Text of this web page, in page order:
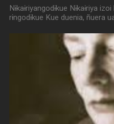
Nɨkaɨriyangodɨkue Nɨkaɨriya
rɨngodɨkue Kue duenia, ñuera